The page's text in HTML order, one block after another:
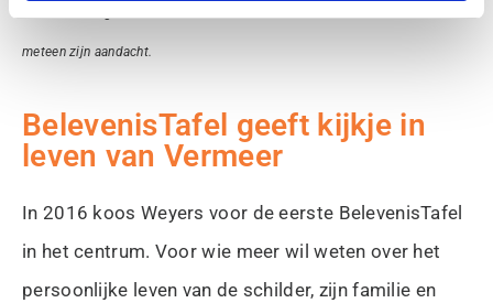
meteen zijn aandacht.
BelevenisTafel geeft kijkje in
leven van Vermeer
In 2016 koos Weyers voor de eerste BelevenisTafel
in het centrum. Voor wie meer wil weten over het
persoonlijke leven van de schilder, zijn familie en